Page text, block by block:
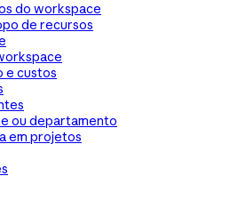
do workspace
de recursos
e custos
ou departamento
em projetos